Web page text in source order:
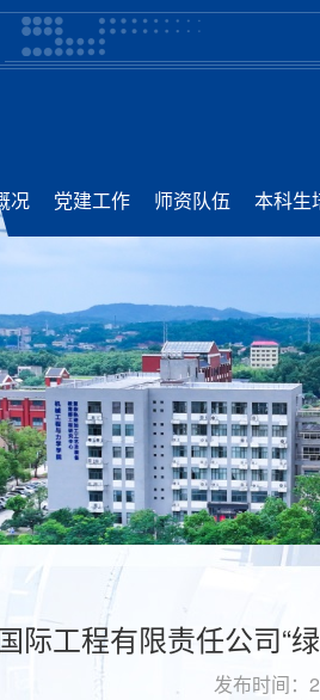
况 党建工作 师资队伍 本科生
际工程有限责任公司“
发布时间：